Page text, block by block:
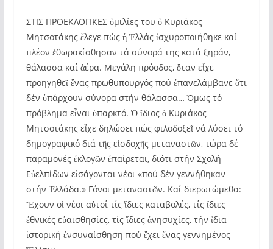
ΣΤΙΣ ΠΡΟΕΚΛΟΓΙΚΕΣ ὁμιλίες του ὁ Κυριάκος
Μητσοτάκης ἔλεγε πώς ἡ Ἑλλάς ἰσχυροποιήθηκε καί
πλέον ἐθωρακίσθησαν τά σύνορά της κατά ξηράν,
θάλασσα καί ἀέρα. Μεγάλη πρόοδος, ὅταν εἶχε
προηγηθεῖ ἕνας πρωθυπουργός πού ἐπανελάμβανε ὅτι
δέν ὑπάρχουν σύνορα στήν θάλασσα… Ὅμως τό
πρόβλημα εἶναι ὑπαρκτό. Ὁ ἴδιος ὁ Κυριάκος
Μητσοτάκης εἶχε δηλώσει πώς φιλοδοξεῖ νά λύσει τό
δημογραφικό διά τῆς εἰσδοχῆς μεταναστῶν, τώρα δέ
παραμονές ἐκλογῶν ἐπαίρεται, διότι στήν Σχολή
Εὐελπίδων εἰσάγονται νέοι «πού δέν γεννήθηκαν
στήν Ἑλλάδα.» Γόνοι μεταναστῶν. Καί διερωτώμεθα:
Ἔχουν οἱ νέοι αὐτοί τίς ἴδιες καταβολές, τίς ἴδιες
ἐθνικές εὐαισθησίες, τίς ἴδιες ἀνησυχίες, τήν ἴδια
ἱστορική ἐνσυναίσθηση πού ἔχει ἕνας γεννημένος